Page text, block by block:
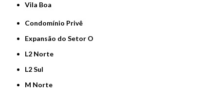
Vila Boa
Condomínio Privê
Expansão do Setor O
L2 Norte
L2 Sul
M Norte